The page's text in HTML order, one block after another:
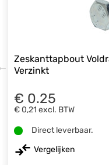
Zeskanttapbout
Verzinkt
€ 0.25
€ 0,21 excl. BTW
Direct leverbaar.
Vergelijken